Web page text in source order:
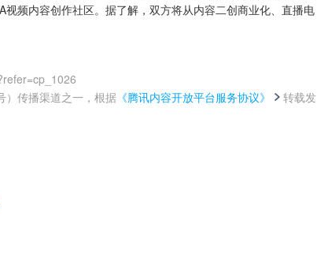
频内容创作社区。据了解，双方将从内容二创商业化、直播电
）传播渠道之一，根据 《腾讯内容开放平台服务协议》
转载发